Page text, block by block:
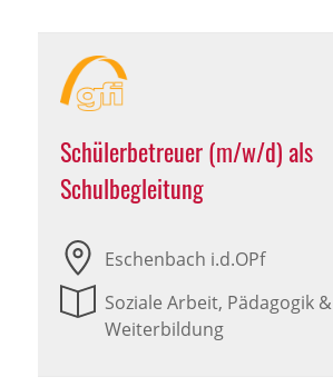
Schülerbetreuer (m/w/d) als
Schulbegleitung
Eschenbach i.d.OPf
Soziale Arbeit, Pädagogik &
Weiterbildung